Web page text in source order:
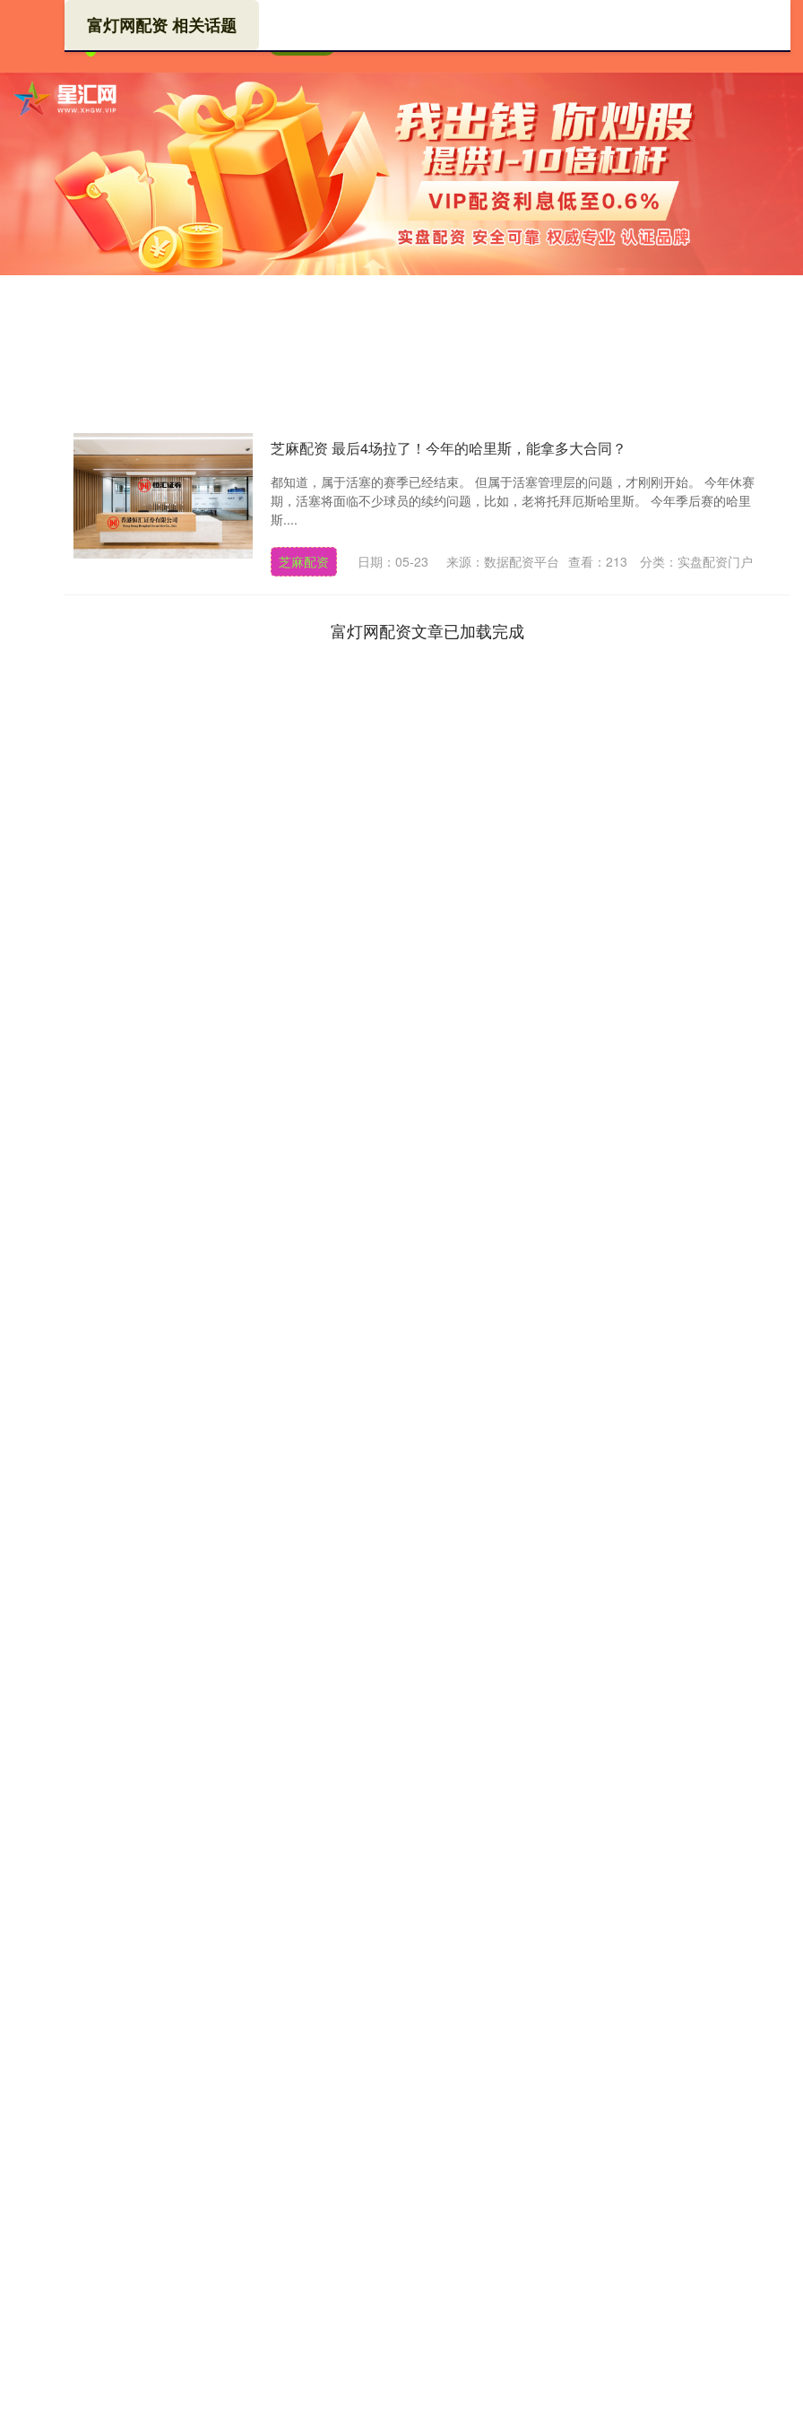
富灯网配资 相关话题
芝麻配资 最后4场拉了！今年的哈里斯，能拿多大合同？
都知道，属于活塞的赛季已经结束。 但属于活塞管理层的问题，才刚刚开始。 今年休赛
期，活塞将面临不少球员的续约问题，比如，老将托拜厄斯哈里斯。 今年季后赛的哈里
斯....
芝麻配资 日期：05-23 来源：数据配资平台 查看： 213 分类： 实盘配资门户
富灯网配资文章已加载完成